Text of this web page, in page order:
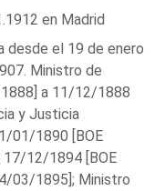
en Madrid
desde el 19 de enero
Ministro de
a 11/12/1888
y Justicia
01/1890 [BOE
12/1894 [BOE
03/1895]; Ministro